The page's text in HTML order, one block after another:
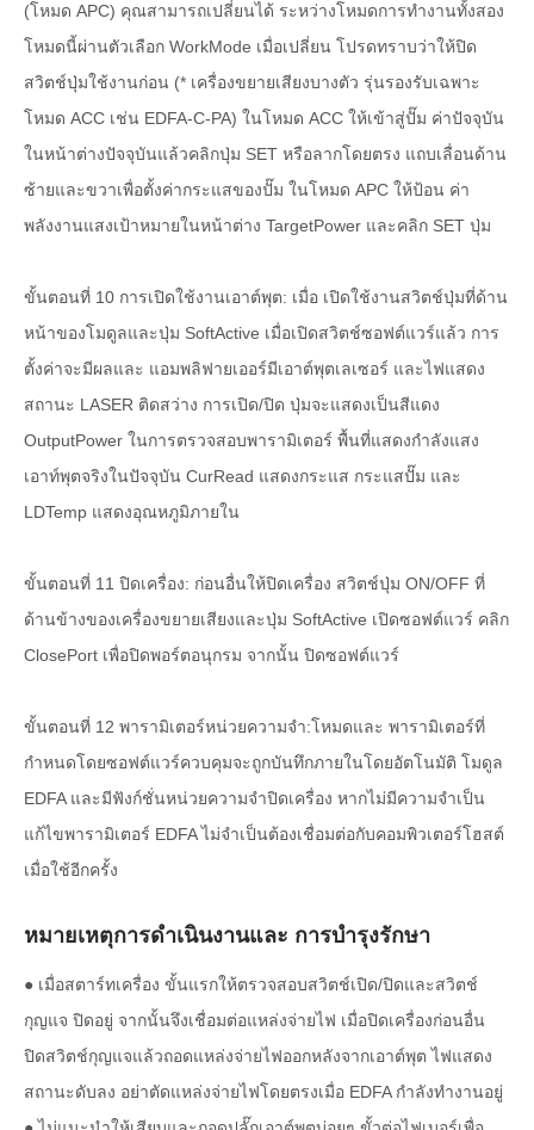
(โหมด APC) คุณสามารถเปลี่ยนได้ ระหว่างโหมดการทำงานทั้งสอง
โหมดนี้ผ่านตัวเลือก WorkMode เมื่อเปลี่ยน โปรดทราบว่าให้ปิด
สวิตช์ปุ่มใช้งานก่อน (* เครื่องขยายเสียงบางตัว รุ่นรองรับเฉพาะ
โหมด ACC เช่น EDFA-C-PA) ในโหมด ACC ให้เข้าสู่ปั๊ม ค่าปัจจุบัน
ในหน้าต่างปัจจุบันแล้วคลิกปุ่ม SET หรือลากโดยตรง แถบเลื่อนด้าน
ซ้ายและขวาเพื่อตั้งค่ากระแสของปั๊ม ในโหมด APC ให้ป้อน ค่า
พลังงานแสงเป้าหมายในหน้าต่าง TargetPower และคลิก SET ปุ่ม
ขั้นตอนที่ 10 การเปิดใช้งานเอาต์พุต: เมื่อ เปิดใช้งานสวิตช์ปุ่มที่ด้าน
หน้าของโมดูลและปุ่ม SoftActive เมื่อเปิดสวิตช์ซอฟต์แวร์แล้ว การ
ตั้งค่าจะมีผลและ แอมพลิฟายเออร์มีเอาต์พุตเลเซอร์ และไฟแสดง
สถานะ LASER ติดสว่าง การเปิด/ปิด ปุ่มจะแสดงเป็นสีแดง
OutputPower ในการตรวจสอบพารามิเตอร์ พื้นที่แสดงกำลังแสง
เอาท์พุตจริงในปัจจุบัน CurRead แสดงกระแส กระแสปั๊ม และ
LDTemp แสดงอุณหภูมิภายใน
ขั้นตอนที่ 11 ปิดเครื่อง: ก่อนอื่นให้ปิดเครื่อง สวิตช์ปุ่ม ON/OFF ที่
ด้านข้างของเครื่องขยายเสียงและปุ่ม SoftActive เปิดซอฟต์แวร์ คลิก
ClosePort เพื่อปิดพอร์ตอนุกรม จากนั้น ปิดซอฟต์แวร์
ขั้นตอนที่ 12 พารามิเตอร์หน่วยความจำ:โหมดและ พารามิเตอร์ที่
กำหนดโดยซอฟต์แวร์ควบคุมจะถูกบันทึกภายในโดยอัตโนมัติ โมดูล
EDFA และมีฟังก์ชั่นหน่วยความจำปิดเครื่อง หากไม่มีความจำเป็น
แก้ไขพารามิเตอร์ EDFA ไม่จำเป็นต้องเชื่อมต่อกับคอมพิวเตอร์โฮสต์
เมื่อใช้อีกครั้ง
หมายเหตุการดำเนินงานและ การบำรุงรักษา
● เมื่อสตาร์ทเครื่อง ขั้นแรกให้ตรวจสอบสวิตช์เปิด/ปิดและสวิตช์
กุญแจ ปิดอยู่ จากนั้นจึงเชื่อมต่อแหล่งจ่ายไฟ เมื่อปิดเครื่องก่อนอื่น
ปิดสวิตช์กุญแจแล้วถอดแหล่งจ่ายไฟออกหลังจากเอาต์พุต ไฟแสดง
สถานะดับลง อย่าตัดแหล่งจ่ายไฟโดยตรงเมื่อ EDFA กำลังทำงานอยู่